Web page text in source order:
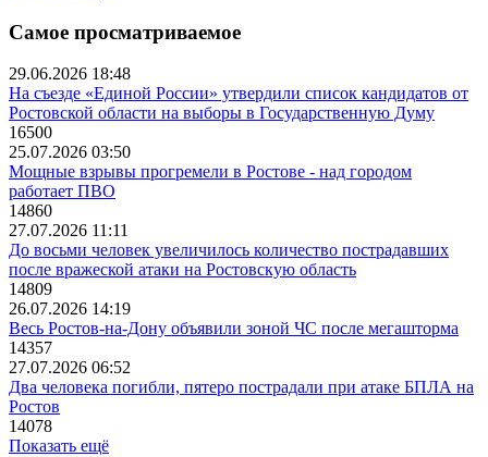
Самое просматриваемое
29.06.2026 18:48
На съезде «Единой России» утвердили список кандидатов от
Ростовской области на выборы в Государственную Думу
16500
25.07.2026 03:50
Мощные взрывы прогремели в Ростове - над городом
работает ПВО
14860
27.07.2026 11:11
До восьми человек увеличилось количество пострадавших
после вражеской атаки на Ростовскую область
14809
26.07.2026 14:19
Весь Ростов-на-Дону объявили зоной ЧС после мегашторма
14357
27.07.2026 06:52
Два человека погибли, пятеро пострадали при атаке БПЛА на
Ростов
14078
Показать ещё